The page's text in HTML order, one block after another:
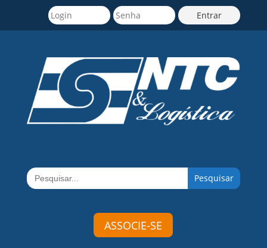
Search
for:
ASSOCIE-SE